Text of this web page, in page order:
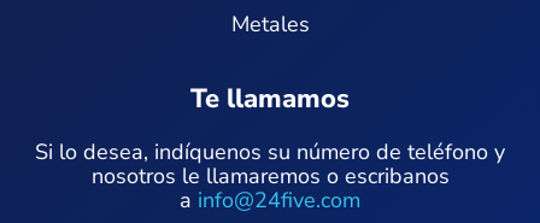
Metales
Te llamamos
Si lo desea, indíquenos su número de teléfono y
nosotros le llamaremos o escribanos
a info@24five.com